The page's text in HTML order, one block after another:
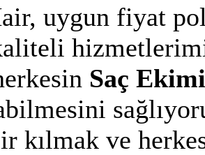
uygun fiyat
Saç Ekimi
kılmak ve